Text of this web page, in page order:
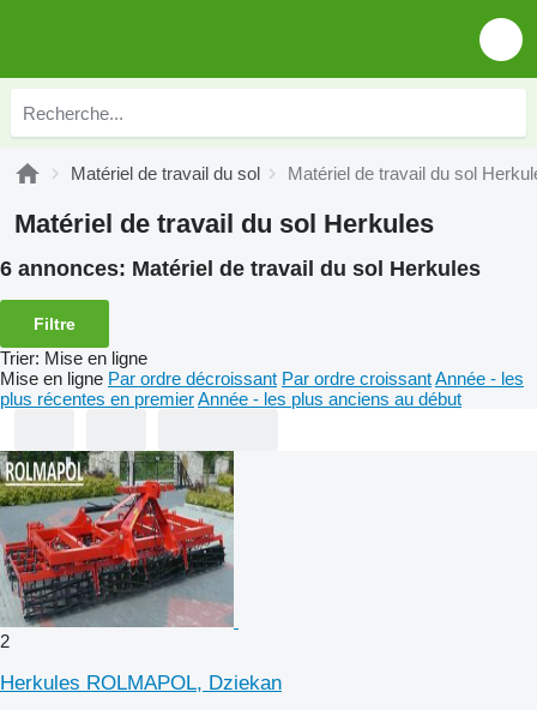
Matériel de travail du sol Matériel de travail du sol
Matériel de travail du sol Herkules
6 annonces: Matériel de travail du sol Herkules
Filtre
Trier: Mise en ligne
Mise en ligne Par ordre décroissant Par ordre croissantAnnée - les
plus récentes en premierAnnée - les plus anciens au début
2
Herkules ROLMAPOL, Dziekan